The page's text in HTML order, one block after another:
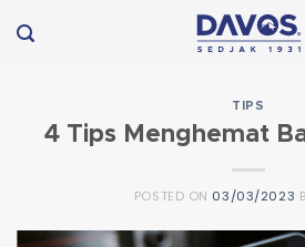
to
TIPS
4 Tips Menghemat
POSTED ON 03/03/2023